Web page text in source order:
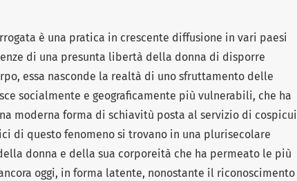
è una pratica in crescente diffusione in vari paesi
di una presunta libertà della donna di disporre
essa nasconde la realtà di uno sfruttamento delle
socialmente e geograficamente più vulnerabili, che ha
moderna forma di schiavitù posta al servizio di cospicui
di questo fenomeno si trovano in una plurisecolare
donna e della sua corporeità che ha permeato le più
oggi, in forma latente, nonostante il riconoscimento